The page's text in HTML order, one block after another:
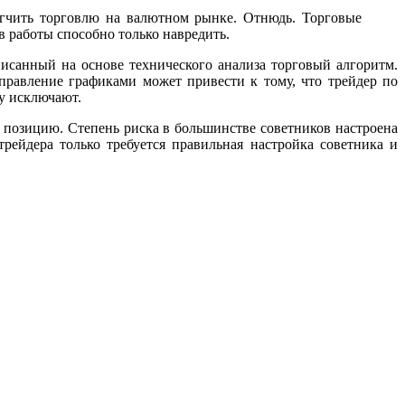
торговлю на валютном рынке. Отнюдь. Торговые
способно только навредить.
на основе технического анализа торговый алгоритм.
графиками может привести к тому, что трейдер по
исключают.
Степень риска в большинстве советников настроена
только требуется правильная настройка советника и